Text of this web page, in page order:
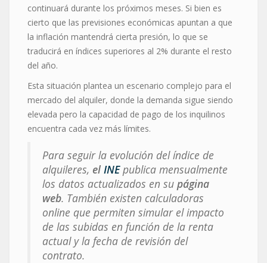
continuará durante los próximos meses. Si bien es
cierto que las previsiones económicas apuntan a que
la inflación mantendrá cierta presión, lo que se
traducirá en índices superiores al 2% durante el resto
del año.
Esta situación plantea un escenario complejo para el
mercado del alquiler, donde la demanda sigue siendo
elevada pero la capacidad de pago de los inquilinos
encuentra cada vez más límites.
Para seguir la evolución del índice de
alquileres, el INEpublica mensualmente
los datos actualizados en su página
web. También existen calculadoras
online que permiten simular el impacto
de las subidas en función de la renta
actual y la fecha de revisión del
contrato.